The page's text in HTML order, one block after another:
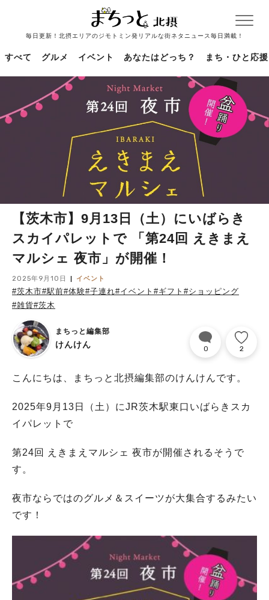
毎日更新！北摂エリアのジモトミン発リアルな街ネタニュース毎日満載！
すべて グルメ イベント あなたはどっち？ まち・ひと応援
【茨木市】9月13日（土）にいばらき
スカイパレットで 「第24回 えきまえ
マルシェ 夜市」が開催！
2025年9月10日 イベント
#茨木市#駅前#体験#子連れ#イベント #ギフト #ショッピング
#雑貨#茨木
まちっと編集部
けんけん 0 2
こんにちは、まちっと北摂編集部のけんけんです。
2025年9月13日（土）にJR茨木駅東口いばらきスカ
イパレットで
第24回 えきまえマルシェ 夜市が開催されるそうで
す。
夜市ならではのグルメ＆スイーツが大集合するみたい
です！